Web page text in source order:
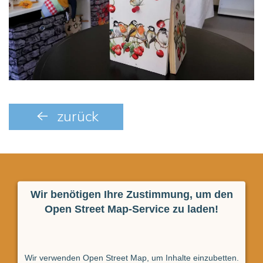
zurück
Wir benötigen Ihre Zustimmung, um den
Open Street Map-Service zu laden!
Wir verwenden Open Street Map, um Inhalte einzubetten.